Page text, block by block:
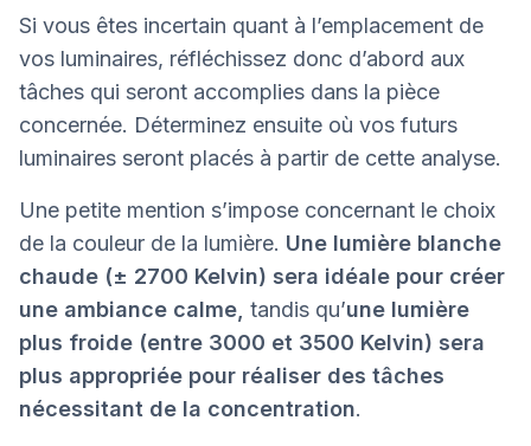
Si vous êtes incertain quant à l’emplacement de
vos luminaires, réfléchissez donc d’abord aux
tâches qui seront accomplies dans la pièce
concernée. Déterminez ensuite où vos futurs
luminaires seront placés à partir de cette analyse.
Une petite mention s’impose concernant le choix
de la couleur de la lumière. Une lumière blanche
chaude (± 2700 Kelvin) sera idéale pour créer
une ambiance calme, tandis qu’une lumière
plus froide (entre 3000 et 3500 Kelvin) sera
plus appropriée pour réaliser des tâches
nécessitant de la concentration.